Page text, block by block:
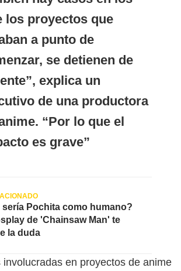
los proyectos que
a punto de
se detienen de
explica un
de una productora
“Por lo que el
es grave
sería Pochita como humano?
de 'Chainsaw Man' te
la duda
involucradas en proyectos de anime